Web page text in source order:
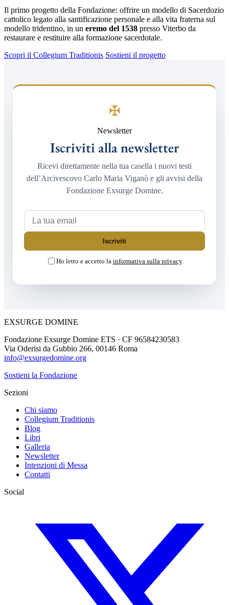
Il primo progetto della Fondazione: offrire un modello di Sacerdozio
cattolico legato alla santificazione personale e alla vita fraterna sul
modello tridentino, in un eremo del 1538 presso Viterbo da
restaurare e restituire alla formazione sacerdotale.
Scopri il Collegium Traditionis Sostieni il progetto
✠
Newsletter
Iscriviti alla newsletter
Ricevi direttamente nella tua casella i nuovi testi
dell’Arcivescovo Carlo Maria Viganò e gli avvisi della
Fondazione Exsurge Domine.
La tua email
Iscriviti
Ho letto e accetto la informativa sulla privacy.
EXSURGE DOMINE
Fondazione Exsurge Domine ETS · CF 96584230583
Via Oderisi da Gubbio 266, 00146 Roma
info@exsurgedomine.org
Sostieni la Fondazione
Sezioni
Chi siamo
Collegium Traditionis
Blog
Libri
Galleria
Newsletter
Intenzioni di Messa
Contatti
Social